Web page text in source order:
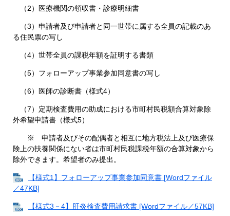
（2）医療機関の領収書・診療明細書
（3）申請者及び申請者と同一世帯に属する全員の記載のあ
る住民票の写し
（4）世帯全員の課税年額を証明する書類
（5）フォローアップ事業参加同意書の写し
（6）医師の診断書（様式4）
（7）定期検査費用の助成における市町村民税額合算対象除
外希望申請書（様式5）
※ 申請者及びその配偶者と相互に地方税法上及び医療保
険上の扶養関係にない者は市町村民税課税年額の合算対象から
除外できます。希望者のみ提出。
【様式1】フォローアップ事業参加同意書 [Wordファイル
／47KB]
【様式3－4】肝炎検査費用請求書 [Wordファイル／57KB]